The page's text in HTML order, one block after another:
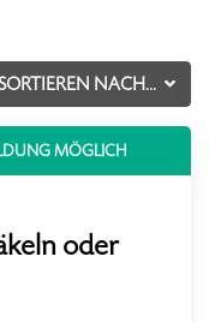
NACH...
MÖGLICH
oder